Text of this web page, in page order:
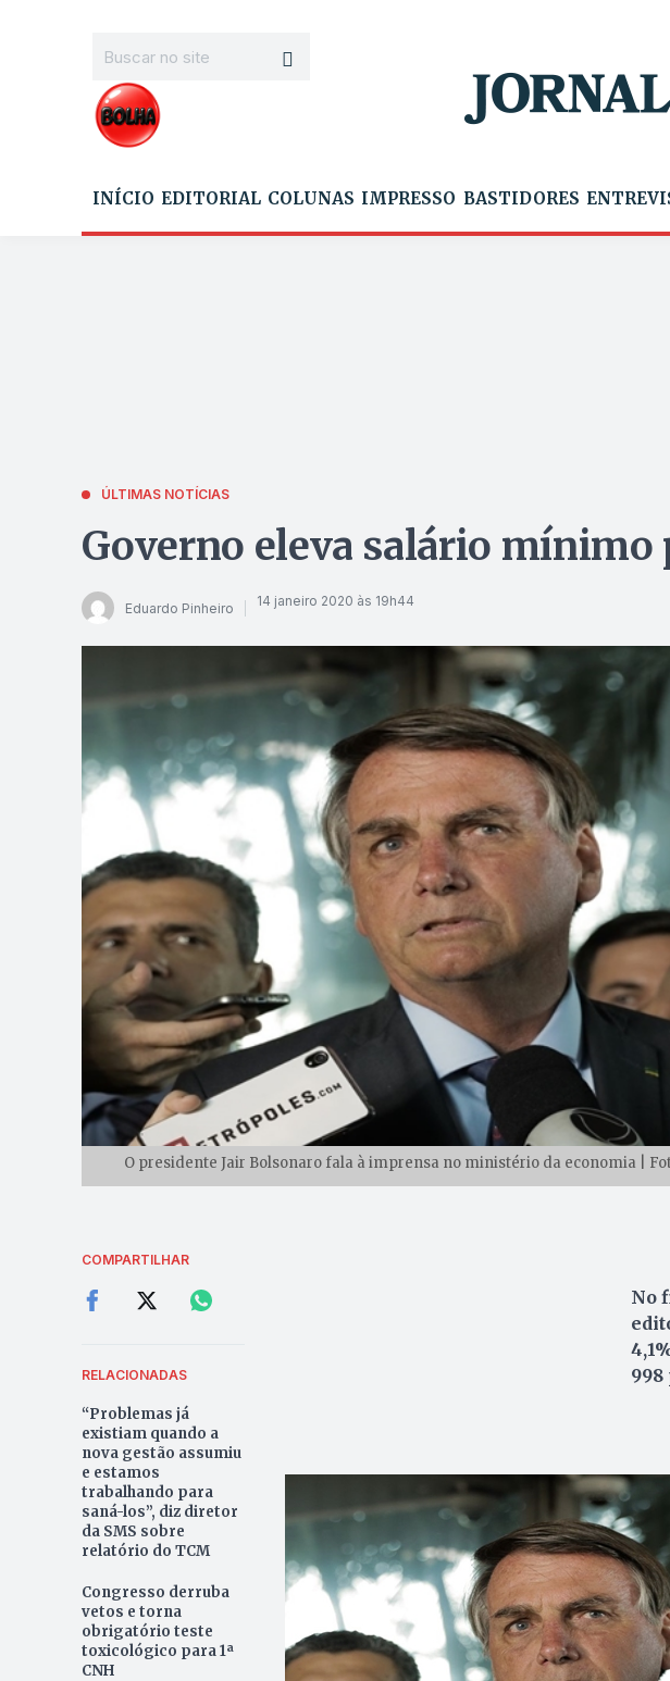
INÍCIO EDITORIAL COLUNAS IMPRESSO BASTIDORES
ÚLTIMAS NOTÍCIAS
Governo eleva salário mínimo
Eduardo Pinheiro 14 janeiro 2020 às 19h44
O presidente Jair Bolsonaro fala à imprensa no ministério da economia |
COMPARTILHAR
RELACIONADAS
“Problemas já
existiam quando a
nova gestão assumiu
e estamos
trabalhando para
saná-los”, diz diretor
da SMS sobre
relatório do TCM
Congresso derruba
vetos e torna
obrigatório teste
toxicológico para 1ª
CNH
No
998